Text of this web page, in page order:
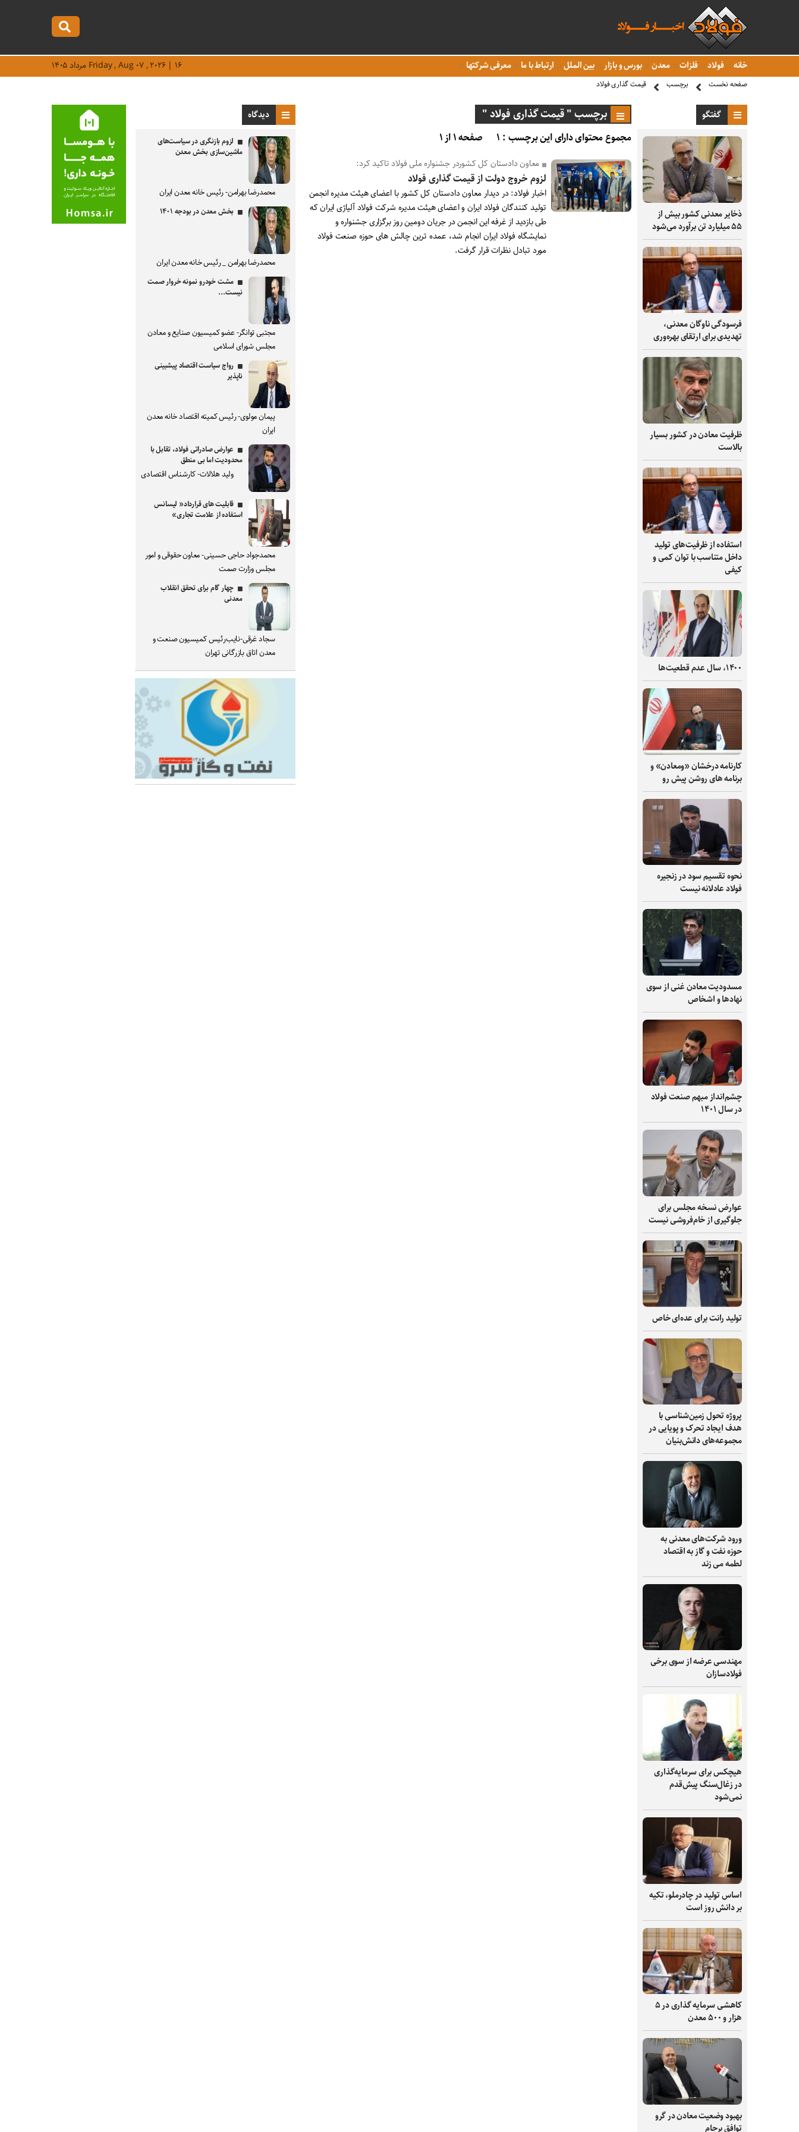
خانه فولاد فلزات معدن بورس و بازار بین الملل ارتباط با ما معرفی شرکتها Friday , Aug ۰۷ , ۲۰۲۶ | ۱۶ مرداد ۱۴۰۵
صفحه نخست برچسب قیمت گذاری فولاد
گفتگو
ذخایر معدنی کشور بیش از
۵۵ میلیارد تن برآورد می‌شود
فرسودگی ناوگان معدنی،
تهدیدی برای ارتقای بهره‌وری
ظرفیت‌ معادن در کشور بسیار
بالاست
استفاده از ظرفیت‌های تولید
داخل متناسب با توان کمی و
کیفی
۱۴۰۰، سال عدم قطعیت‌ها
کارنامه درخشان «ومعادن» و
برنامه های روشن پیش رو
نحوه تقسیم سود در زنجیره
فولاد عادلانه نیست
مسدودیت معادن غنی از سوی
نهادها و اشخاص
چشم‌انداز مبهم صنعت فولاد
در سال ۱۴۰۱
عوارض نسخه مجلس برای
جلوگیری از خام‌فروشی نیست
تولید رانت برای عده‌ای خاص
پروژه تحول زمین‌شناسی با
هدف ایجاد تحرک و پویایی در
مجموعه‌های دانش‌بنیان
ورود شرکت‌های معدنی به
حوزه نفت و گاز به اقتصاد
لطمه می زند
مهندسی عرضه از سوی برخی
فولادسازان
هیچکس برای سرمایه‌گذاری
در زغال‌سنگ پیش‌قدم
نمی‌شود
اساس تولید در چادرملو، تکیه
بر دانش‌ روز است
کاهشی سرمایه گذاری در ۵
هزار و ۵۰۰ معدن
بهبود وضعیت معادن در گرو
توافق برجام
برچسب " قیمت گذاری فولاد "
مجموع محتوای دارای این برچسب : ۱ صفحه ۱ از ۱
معاون دادستان کل کشوردر جشنواره ملی فولاد تاکید کرد:
لزوم خروج دولت از قیمت گذاری فولاد
اخبار فولاد: در دیدار معاون دادستان کل کشور با اعضای هیئت مدیره انجمن
تولید کنندگان فولاد ایران و اعضای هیئت مدیره شرکت فولاد آلیاژی ایران که
طی بازدید از غرفه این انجمن در جریان دومین روز برگزاری جشنواره و
نمایشگاه فولاد ایران انجام شد، عمده ترین چالش های حوزه صنعت فولاد
مورد تبادل نظرات قرار گرفت.
دیدگاه
لزوم بازنگری در سیاست‌های
ماشین‌سازی بخش معدن
محمدرضا بهرامن- رئیس خانه معدن ایران
بخش معدن در بودجه ۱۴۰۱
محمدرضا بهرامن _ رئیس خانه معدن ایران
مشت خودرو نمونه خروار صمت
نیست...
مجتبی توانگر- عضو کمیسیون صنایع و معادن
مجلس شورای اسلامی
رواج سیاست اقتصاد پیشبینی
ناپذیر
پیمان مولوی- رئیس کمیته اقتصاد خانه معدن
ایران
عوارض صادراتی فولاد، تقابل با
محدودیت اما بی منطق
ولید هلالات- کارشناس اقتصادی
قابلیت های قرارداد« لیسانس
استفاده از علامت تجاری»
محمدجواد حاجی حسینی- معاون حقوقی و امور
مجلس وزارت صمت
چهار گام برای تحقق انقلاب
معدنی
سجاد غرقی-نایب‌رئیس کمیسیون صنعت و
معدن اتاق بازرگانی تهران